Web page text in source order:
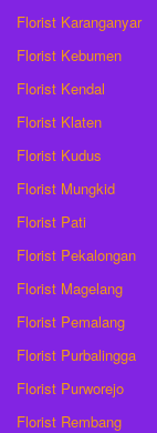
Florist Karanganyar
Florist Kebumen
Florist Kendal
Florist Klaten
Florist Kudus
Florist Mungkid
Florist Pati
Florist Pekalongan
Florist Magelang
Florist Pemalang
Florist Purbalingga
Florist Purworejo
Florist Rembang